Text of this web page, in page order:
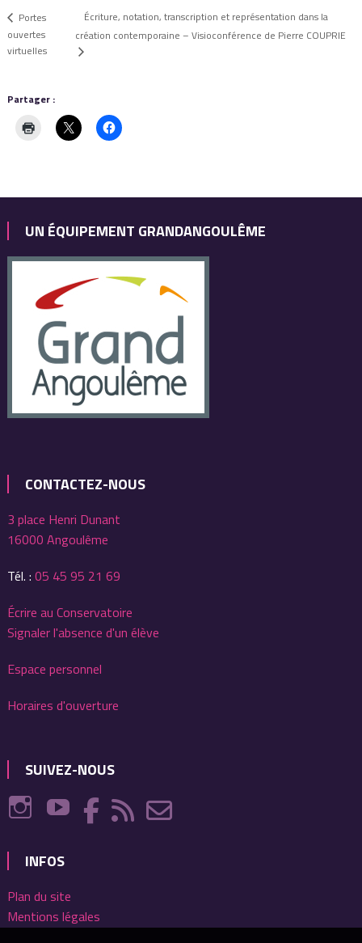
Portes
ouvertes
virtuelles
Écriture, notation, transcription et représentation dans la
création contemporaine – Visioconférence de Pierre COUPRIE
Partager :
UN ÉQUIPEMENT GRANDANGOULÊME
CONTACTEZ-NOUS
3 place Henri Dunant
16000 Angoulême
Tél. : 05 45 95 21 69
Écrire au Conservatoire
Signaler l'absence d'un élève
Espace personnel
Horaires d'ouverture
SUIVEZ-NOUS
INFOS
Plan du site
Mentions légales